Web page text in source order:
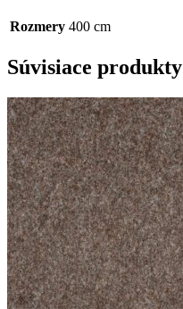
Rozmery 400 cm
Súvisiace produkty